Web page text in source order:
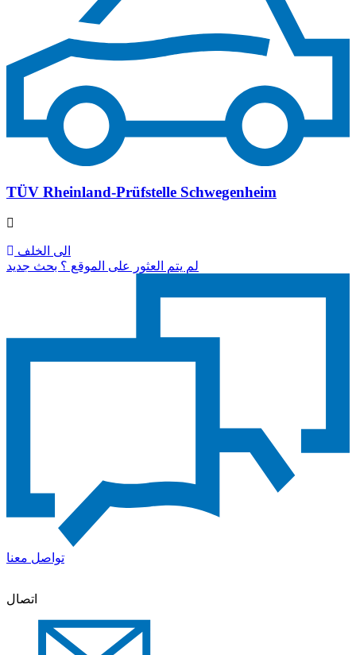
TÜV Rheinland-Prüfstelle Schwegenheim
الى الخلف
لم يتم العثور على الموقع ؟ بحث جديد
تواصل معنا
اتصال